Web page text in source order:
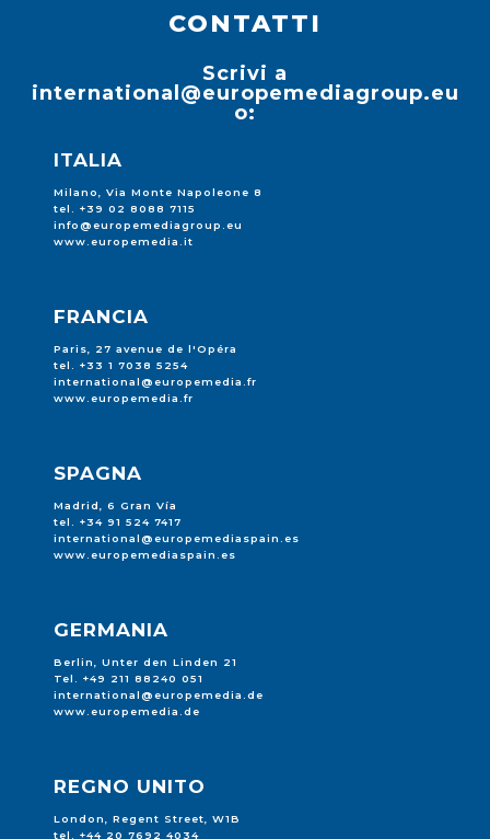
CONTATTI
Scrivi a
international@europemediagroup.eu
o:
ITALIA
Milano, Via Monte Napoleone 8
tel. +39 02 8088 7115
info@europemediagroup.eu
www.europemedia.it
FRANCIA
Paris, 27 avenue de l'Opéra
tel. +33 1 7038 5254
international@europemedia.fr
www.europemedia.fr
SPAGNA
Madrid, 6 Gran Vía
tel. +34 91 524 7417
international@europemediaspain.es
www.europemediaspain.es
GERMANIA
Berlin, Unter den Linden 21
Tel. +49 211 88240 051
international@europemedia.de
www.europemedia.de
REGNO UNITO
London, Regent Street, W1B
tel. +44 20 7692 4034